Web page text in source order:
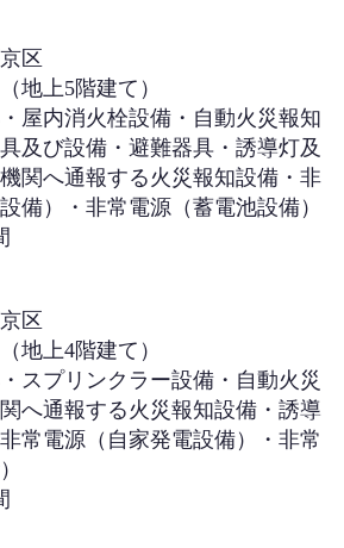
区
地上5階建て）
屋内消火栓設備・自動火災報知
及び設備・避難器具・誘導灯及
関へ通報する火災報知設備・非
備）・非常電源（蓄電池設備）
区
地上4階建て）
スプリンクラー設備・自動火災
へ通報する火災報知設備・誘導
常電源（自家発電設備）・非常